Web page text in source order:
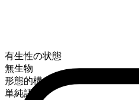
有生性の状態
無生物
形態的構成
単純語